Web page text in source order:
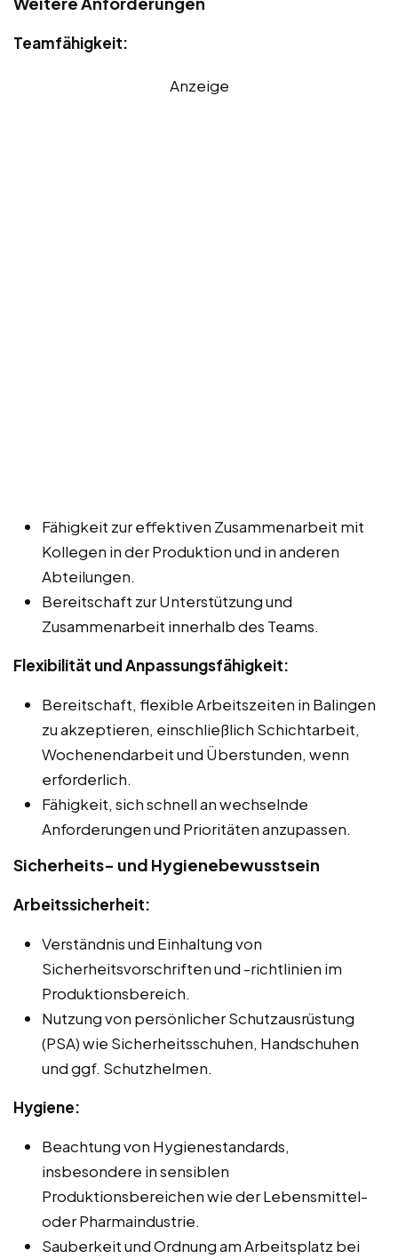
Teamfähigkeit:
Anzeige
Fähigkeit zur effektiven Zusammenarbeit mit
Kollegen in der Produktion und in anderen
Abteilungen.
Bereitschaft zur Unterstützung und
Zusammenarbeit innerhalb des Teams.
Flexibilität und Anpassungsfähigkeit:
Bereitschaft, flexible Arbeitszeiten in Balingen
zu akzeptieren, einschließlich Schichtarbeit,
Wochenendarbeit und Überstunden, wenn
erforderlich.
Fähigkeit, sich schnell an wechselnde
Anforderungen und Prioritäten anzupassen.
Sicherheits- und Hygienebewusstsein
Arbeitssicherheit:
Verständnis und Einhaltung von
Sicherheitsvorschriften und -richtlinien im
Produktionsbereich.
Nutzung von persönlicher Schutzausrüstung
(PSA) wie Sicherheitsschuhen, Handschuhen
und ggf. Schutzhelmen.
Hygiene:
Beachtung von Hygienestandards,
insbesondere in sensiblen
Produktionsbereichen wie der Lebensmittel-
oder Pharmaindustrie.
Sauberkeit und Ordnung am Arbeitsplatz bei